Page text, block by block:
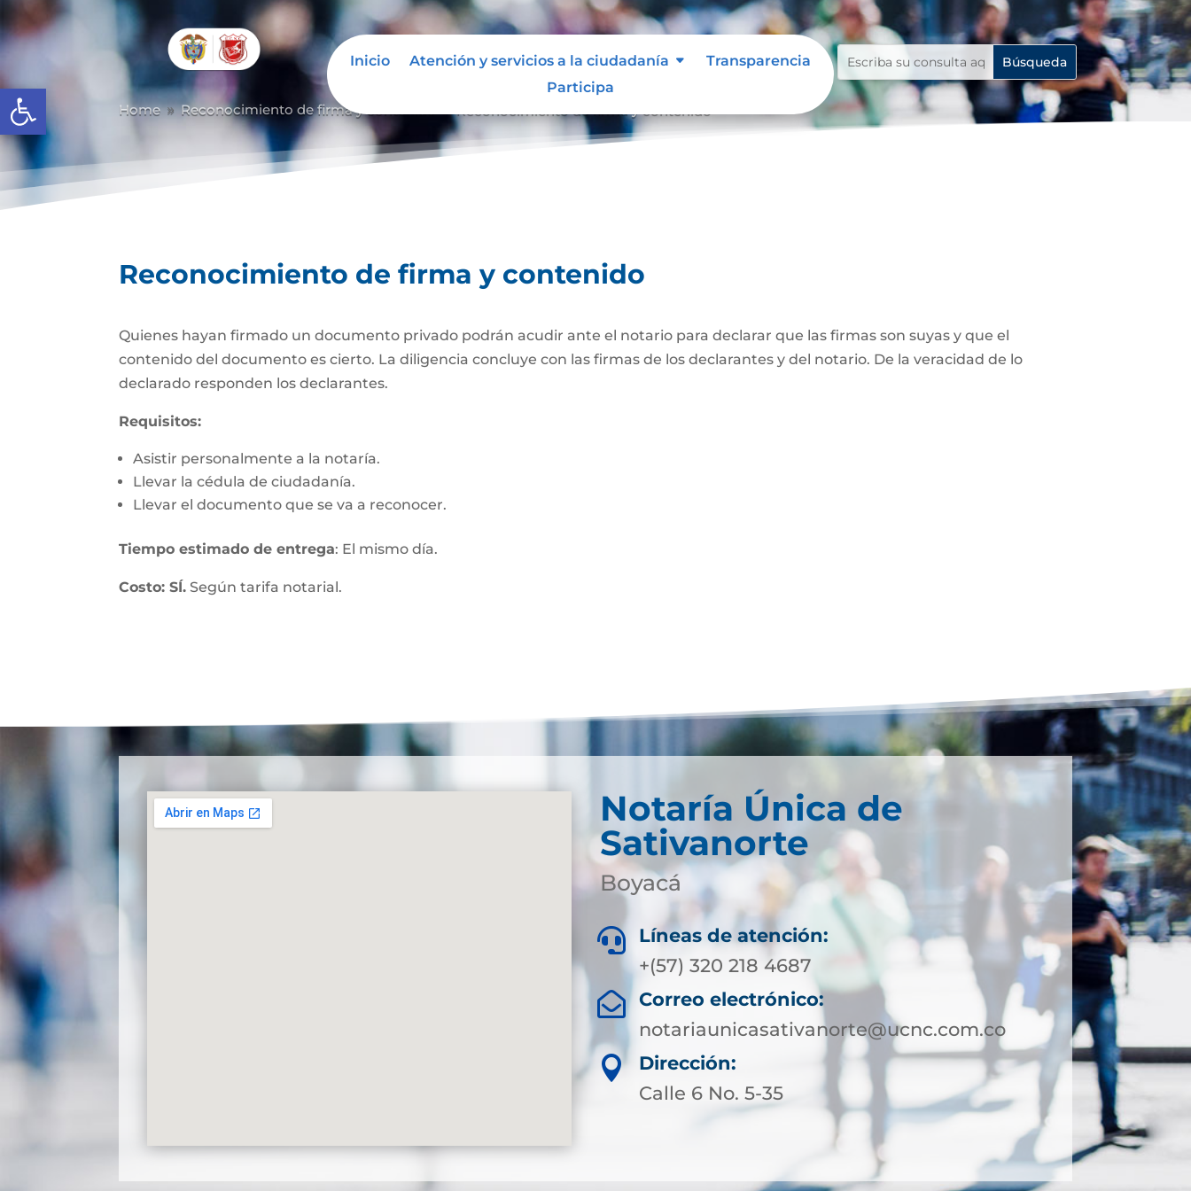
Abrir barra de herramientas
Inicio Atención y servicios a la ciudadanía
Transparencia
Participa
Home 9 Reconocimiento de firma y contenido
Reconocimiento de firma y contenido
Quienes hayan firmado un documento privado podrán acudir ante el notario para declarar que las firmas son suyas y que el
contenido del documento es cierto. La diligencia concluye con las firmas de los declarantes y del notario. De la veracidad de lo
declarado responden los declarantes.
Requisitos:
Asistir personalmente a la notaría.
Llevar la cédula de ciudadanía.
Llevar el documento que se va a reconocer.
Tiempo estimado de entrega: El mismo día.
Costo: SÍ. Según tarifa notarial.
Notaría Única de
Sativanorte
Boyacá

Líneas de atención:
+(57) 320 218 4687

Correo electrónico:
notariaunicasativanorte@ucnc.com.co

Dirección:
Calle 6 No. 5-35